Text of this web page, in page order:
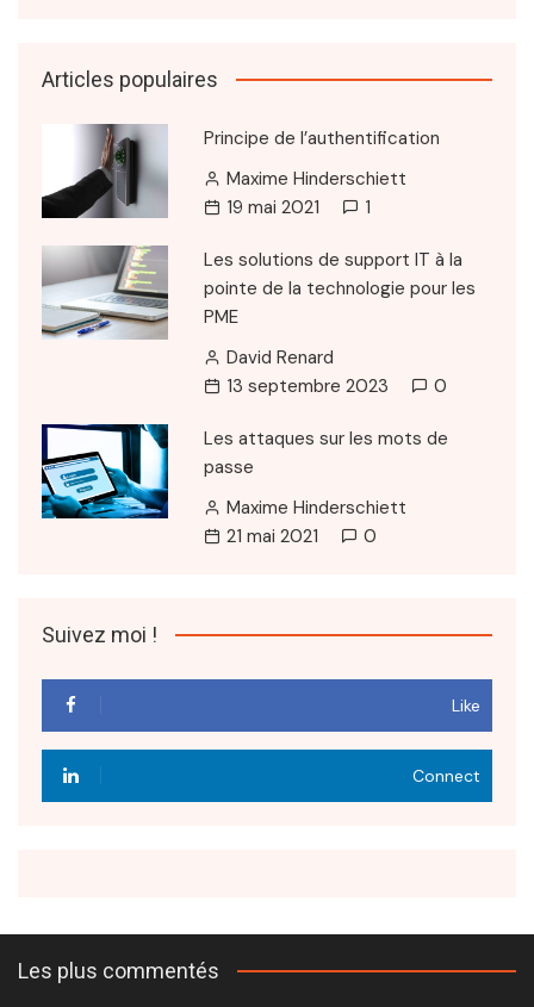
Articles populaires
Principe de l’authentification
Maxime Hinderschiett
19 mai 2021
1
Les solutions de support IT à la
pointe de la technologie pour les
PME
David Renard
13 septembre 2023
0
Les attaques sur les mots de
passe
Maxime Hinderschiett
21 mai 2021
0
Suivez moi !
Like
Connect
Les plus commentés